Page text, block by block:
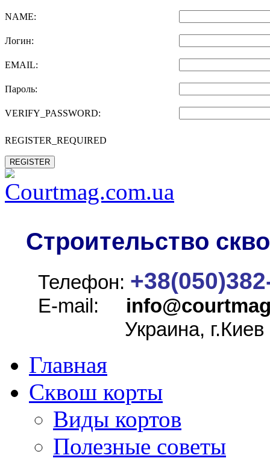
NAME:
Логин:
EMAIL:
Пароль:
VERIFY_PASSWORD:
REGISTER_REQUIRED
REGISTER
Строительство
Телефон:
E-mail: info@
Украина, г.Киев
Главная
Сквош корты
Виды кортов
Полезные советы